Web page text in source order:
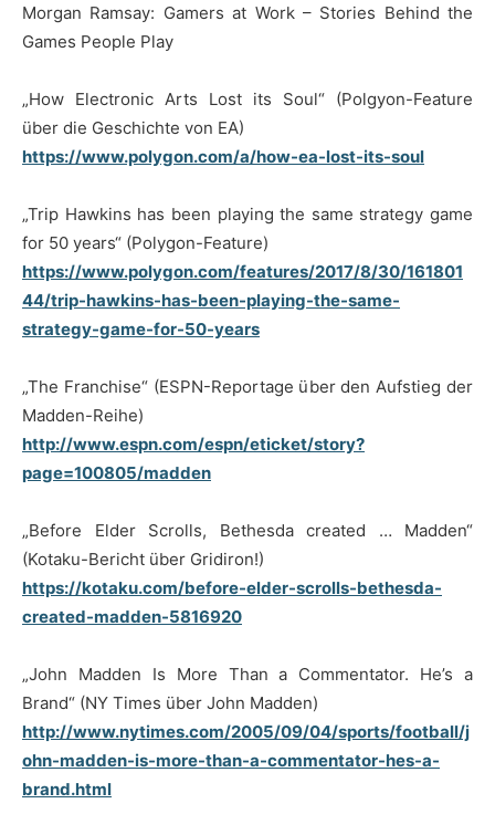
Morgan Ramsay: Gamers at Work – Stories Behind the
Games People Play
„How Electronic Arts Lost its Soul“ (Polgyon-Feature
über die Geschichte von EA)
https://www.polygon.com/a/how-ea-lost-its-soul
„Trip Hawkins has been playing the same strategy game
for 50 years“ (Polygon-Feature)
https://www.polygon.com/features/2017/8/30/161801
44/trip-hawkins-has-been-playing-the-same-
strategy-game-for-50-years
„The Franchise“ (ESPN-Reportage über den Aufstieg der
Madden-Reihe)
http://www.espn.com/espn/eticket/story?
page=100805/madden
„Before Elder Scrolls, Bethesda created … Madden“
(Kotaku-Bericht über Gridiron!)
https://kotaku.com/before-elder-scrolls-bethesda-
created-madden-5816920
„John Madden Is More Than a Commentator. He’s a
Brand“ (NY Times über John Madden)
http://www.nytimes.com/2005/09/04/sports/football/j
ohn-madden-is-more-than-a-commentator-hes-a-
brand.html